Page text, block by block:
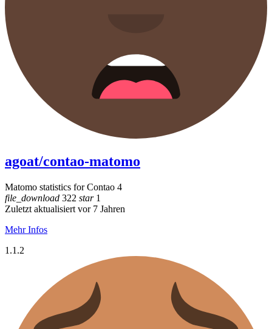
agoat/contao-matomo
Matomo statistics for Contao 4
file_download 322 star1
Zuletzt aktualisiert vor 7 Jahren
Mehr Infos
1.1.2